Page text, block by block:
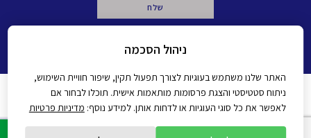
מדיניות פרטיות הצהרת נגישות
ניהול הסכמה
האתר שלנו משתמש בעוגיות לצורך תפעול תקין, שיפור חוויית השימוש,
ניתוח סטטיסטי והצגת פרסומות מותאמות אישית. תוכלו לבחור אם
לאפשר את כל סוגי העוגיות או לדחות אותן. למידע נוסף: מדיניות פרטיות